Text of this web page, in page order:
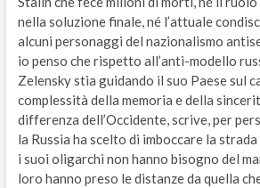
nella soluzione finale, né l’attuale
alcuni personaggi del nazionalismo
io penso che rispetto all’anti-modello
Zelensky stia guidando il suo Paese sul
complessità della memoria e della
differenza dell’Occidente, scrive, per
la Russia ha scelto di imboccare la
i suoi oligarchi non hanno bisogno del
loro hanno preso le distanze da quella